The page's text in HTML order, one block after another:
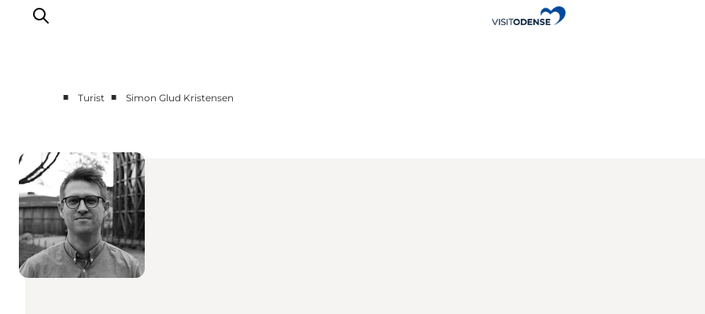
Det sker i Odense
Planlæg din tur
Inspiration
■ Turist ■ Simon Glud Kristensen